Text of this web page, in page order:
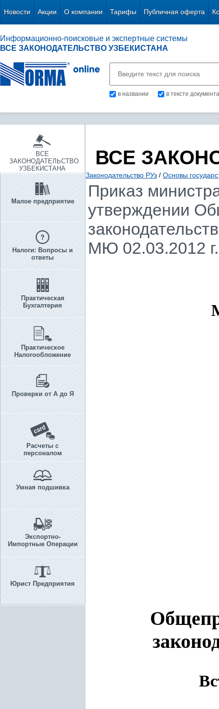
Новости Акции О компании Тарифы Публичная оферта
Информационно-поисковые и экспертные системы
ВСЕ ЗАКОНОДАТЕЛЬСТВО УЗБЕКИСТАНА
в названии в тексте документа
ВСЕ
ЗАКОНОДАТЕЛЬСТВО
УЗБЕКИСТАНА
Малое предприятие
Налоги: Вопросы и
ответы
Практическая
Бухгалтерия
Практическое
Налогообложение
Проверки от А до Я
Расчеты с
персоналом
Умная подшивка
Экспортно-
Импортные Операции
Юрист Предприятия
ВСЕ
Законодательство РУз / Основы
Приказ
утверждении
МЮ 02.03.2012